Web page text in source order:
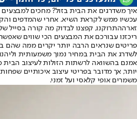
איך משדרגים את הבית בזול? מחכים
עכשיו ממש לקראת השיא. אחרי שהמדפים
זארההתרוקנו, קפצנו לבדוק מה קורה בסייל
ריכזנו עבורכם את המבצעים הכי שווים
פריטים שנראים הרבה יותר יקרים ממה שהם
לשדרג את הבית במחיר נמוך משמעותית
אמנם בהשוואה לרשתות הזולות לעיצוב הבית
יותר, אך מדובר בפריטי עיצוב איכותיים
משמרים אופי קלאסי ועל זמני.